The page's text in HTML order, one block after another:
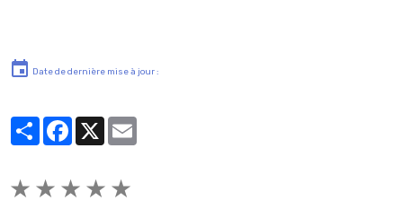
Date de dernière mise à jour :
PartagerFacebook
★ ★ ★ ★ ★